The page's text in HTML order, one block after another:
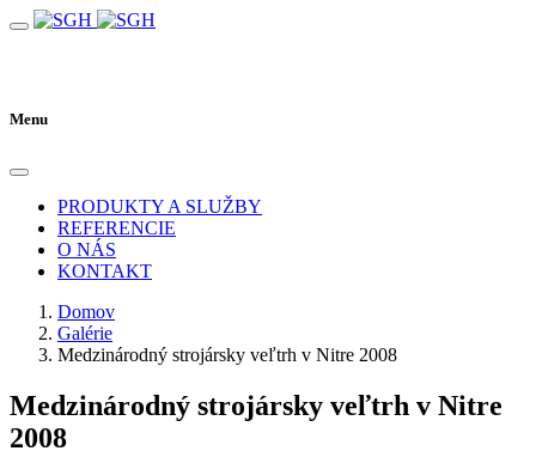
Menu
PRODUKTY A SLUŽBY
REFERENCIE
O NÁS
KONTAKT
Domov
Galérie
Medzinárodný strojársky veľtrh v Nitre 2008
Medzinárodný strojársky veľtrh v Nitre
2008